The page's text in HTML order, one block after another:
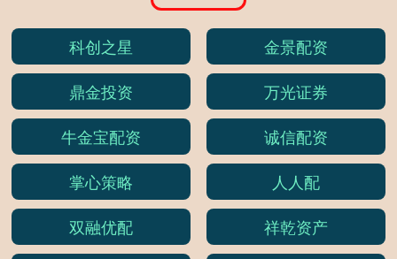
科创之星
金景配资
鼎金投资
万光证券
牛金宝配资
诚信配资
掌心策略
人人配
双融优配
祥乾资产